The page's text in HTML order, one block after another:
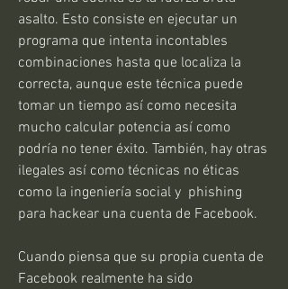
asalto. Esto consiste en ejecutar un
programa que intenta incontables
combinaciones hasta que localiza la
correcta, aunque este técnica puede
tomar un tiempo así como necesita
mucho calcular potencia así como
podría no tener éxito. También, hay otras
ilegales así como técnicas no éticas
como la ingeniería social y  phishing
para hackear una cuenta de Facebook.
Cuando piensa que su propia cuenta de
Facebook realmente ha sido